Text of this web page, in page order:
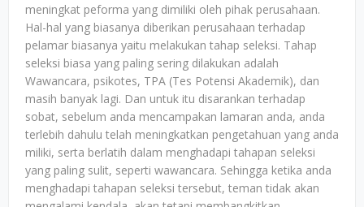
meningkat peforma yang dimiliki oleh pihak perusahaan.
Hal-hal yang biasanya diberikan perusahaan terhadap
pelamar biasanya yaitu melakukan tahap seleksi. Tahap
seleksi biasa yang paling sering dilakukan adalah
Wawancara, psikotes, TPA (Tes Potensi Akademik), dan
masih banyak lagi. Dan untuk itu disarankan terhadap
sobat, sebelum anda mencampakan lamaran anda, anda
terlebih dahulu telah meningkatkan pengetahuan yang anda
miliki, serta berlatih dalam menghadapi tahapan seleksi
yang paling sulit, seperti wawancara. Sehingga ketika anda
menghadapi tahapan seleksi tersebut, teman tidak akan